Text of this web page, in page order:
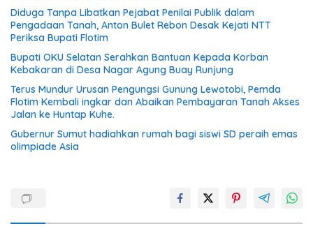
Diduga Tanpa Libatkan Pejabat Penilai Publik dalam
Pengadaan Tanah, Anton Bulet Rebon Desak Kejati NTT
Periksa Bupati Flotim
Bupati OKU Selatan Serahkan Bantuan Kepada Korban
Kebakaran di Desa Nagar Agung Buay Runjung
Terus Mundur Urusan Pengungsi Gunung Lewotobi, Pemda
Flotim Kembali ingkar dan Abaikan Pembayaran Tanah Akses
Jalan ke Huntap Kuhe.
Gubernur Sumut hadiahkan rumah bagi siswi SD peraih emas
olimpiade Asia